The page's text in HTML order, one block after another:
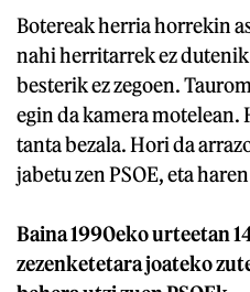
Botereak herria horrekin
nahi herritarrek ez
besterik ez zegoen.
egin da kamera motelean.
tanta bezala. Hori da
jabetu zen PSOE, eta
Baina 1990eko urteetan
zezenketetara joateko